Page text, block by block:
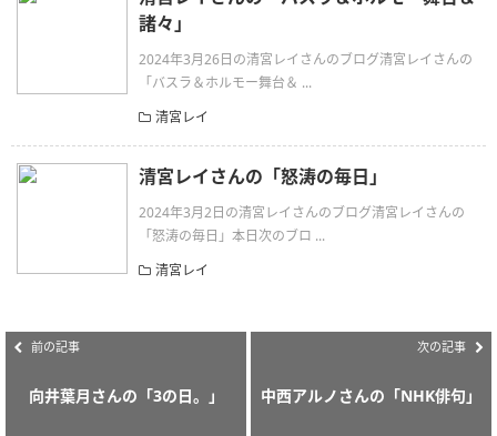
諸々」
2024年3月26日の清宮レイさんのブログ清宮レイさんの
「バスラ＆ホルモー舞台＆ ...
清宮レイ
清宮レイさんの「怒涛の毎日」
2024年3月2日の清宮レイさんのブログ清宮レイさんの
「怒涛の毎日」本日次のブロ ...
清宮レイ
前の記事
向井葉月さんの「3の日。」
次の記事
中西アルノさんの「NHK俳句」